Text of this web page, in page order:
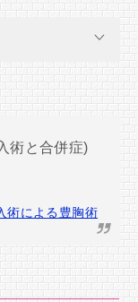
術と合併症)
術による豊胸術